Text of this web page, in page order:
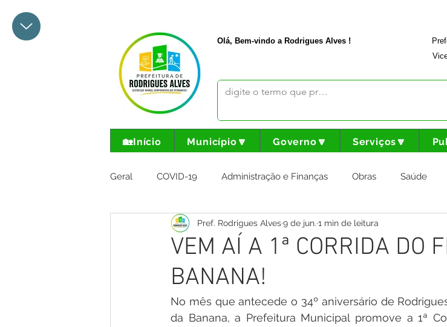
Olá, Bem-vindo a Rodrigues Alves !
🏡Início Município🔽 Governo🔽 Serviços🔽
Geral COVID-19 Administração e Finanças Obras Saúde
Meio Ambiente e Turismo Institucional e Governo
Gestão e Economia No Gabinete
Vacinômetro Convênios e Parcerias Emenda Parlamentar
VEM AÍ A 1ª CORRIDA DO
BANANA!
Pref. Rodrigues Alves9 de jun. 1 min de leitura
No mês que antecede o 34º aniversário de
da Banana, a Prefeitura Municipal promove a 1ª